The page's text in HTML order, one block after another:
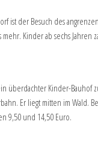
ist der Besuch des
Kinder ab sechs
Kinder-
Er liegt mitten im
9,50 und 14,50 Euro.